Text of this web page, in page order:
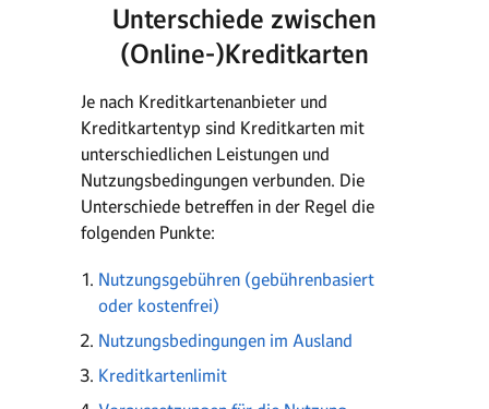
Unterschiede zwischen
(Online-)Kreditkarten
Je nach Kreditkartenanbieter und
Kreditkartentyp sind Kreditkarten mit
unterschiedlichen Leistungen und
Nutzungsbedingungen verbunden. Die
Unterschiede betreffen in der Regel die
folgenden Punkte:
Nutzungsgebühren (gebührenbasiert
oder kostenfrei)
Nutzungsbedingungen im Ausland
Kreditkartenlimit